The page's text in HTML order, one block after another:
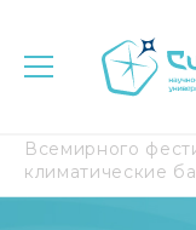
Всемирного
климатические